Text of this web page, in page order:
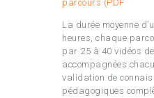
parcours (PDF
La durée moyenne
heures, chaque
par 25 à 40 vidéos
accompagnées
validation de
pédagogiques